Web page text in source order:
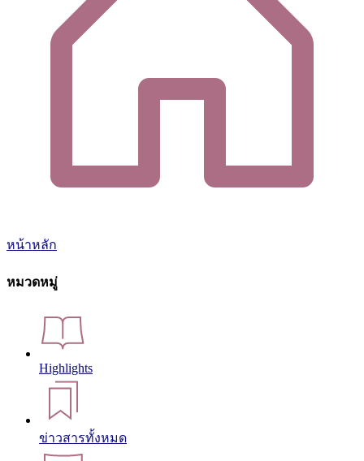
หน้าหลัก
หมวดหมู่
Highlights
ข่าวสารทั้งหมด